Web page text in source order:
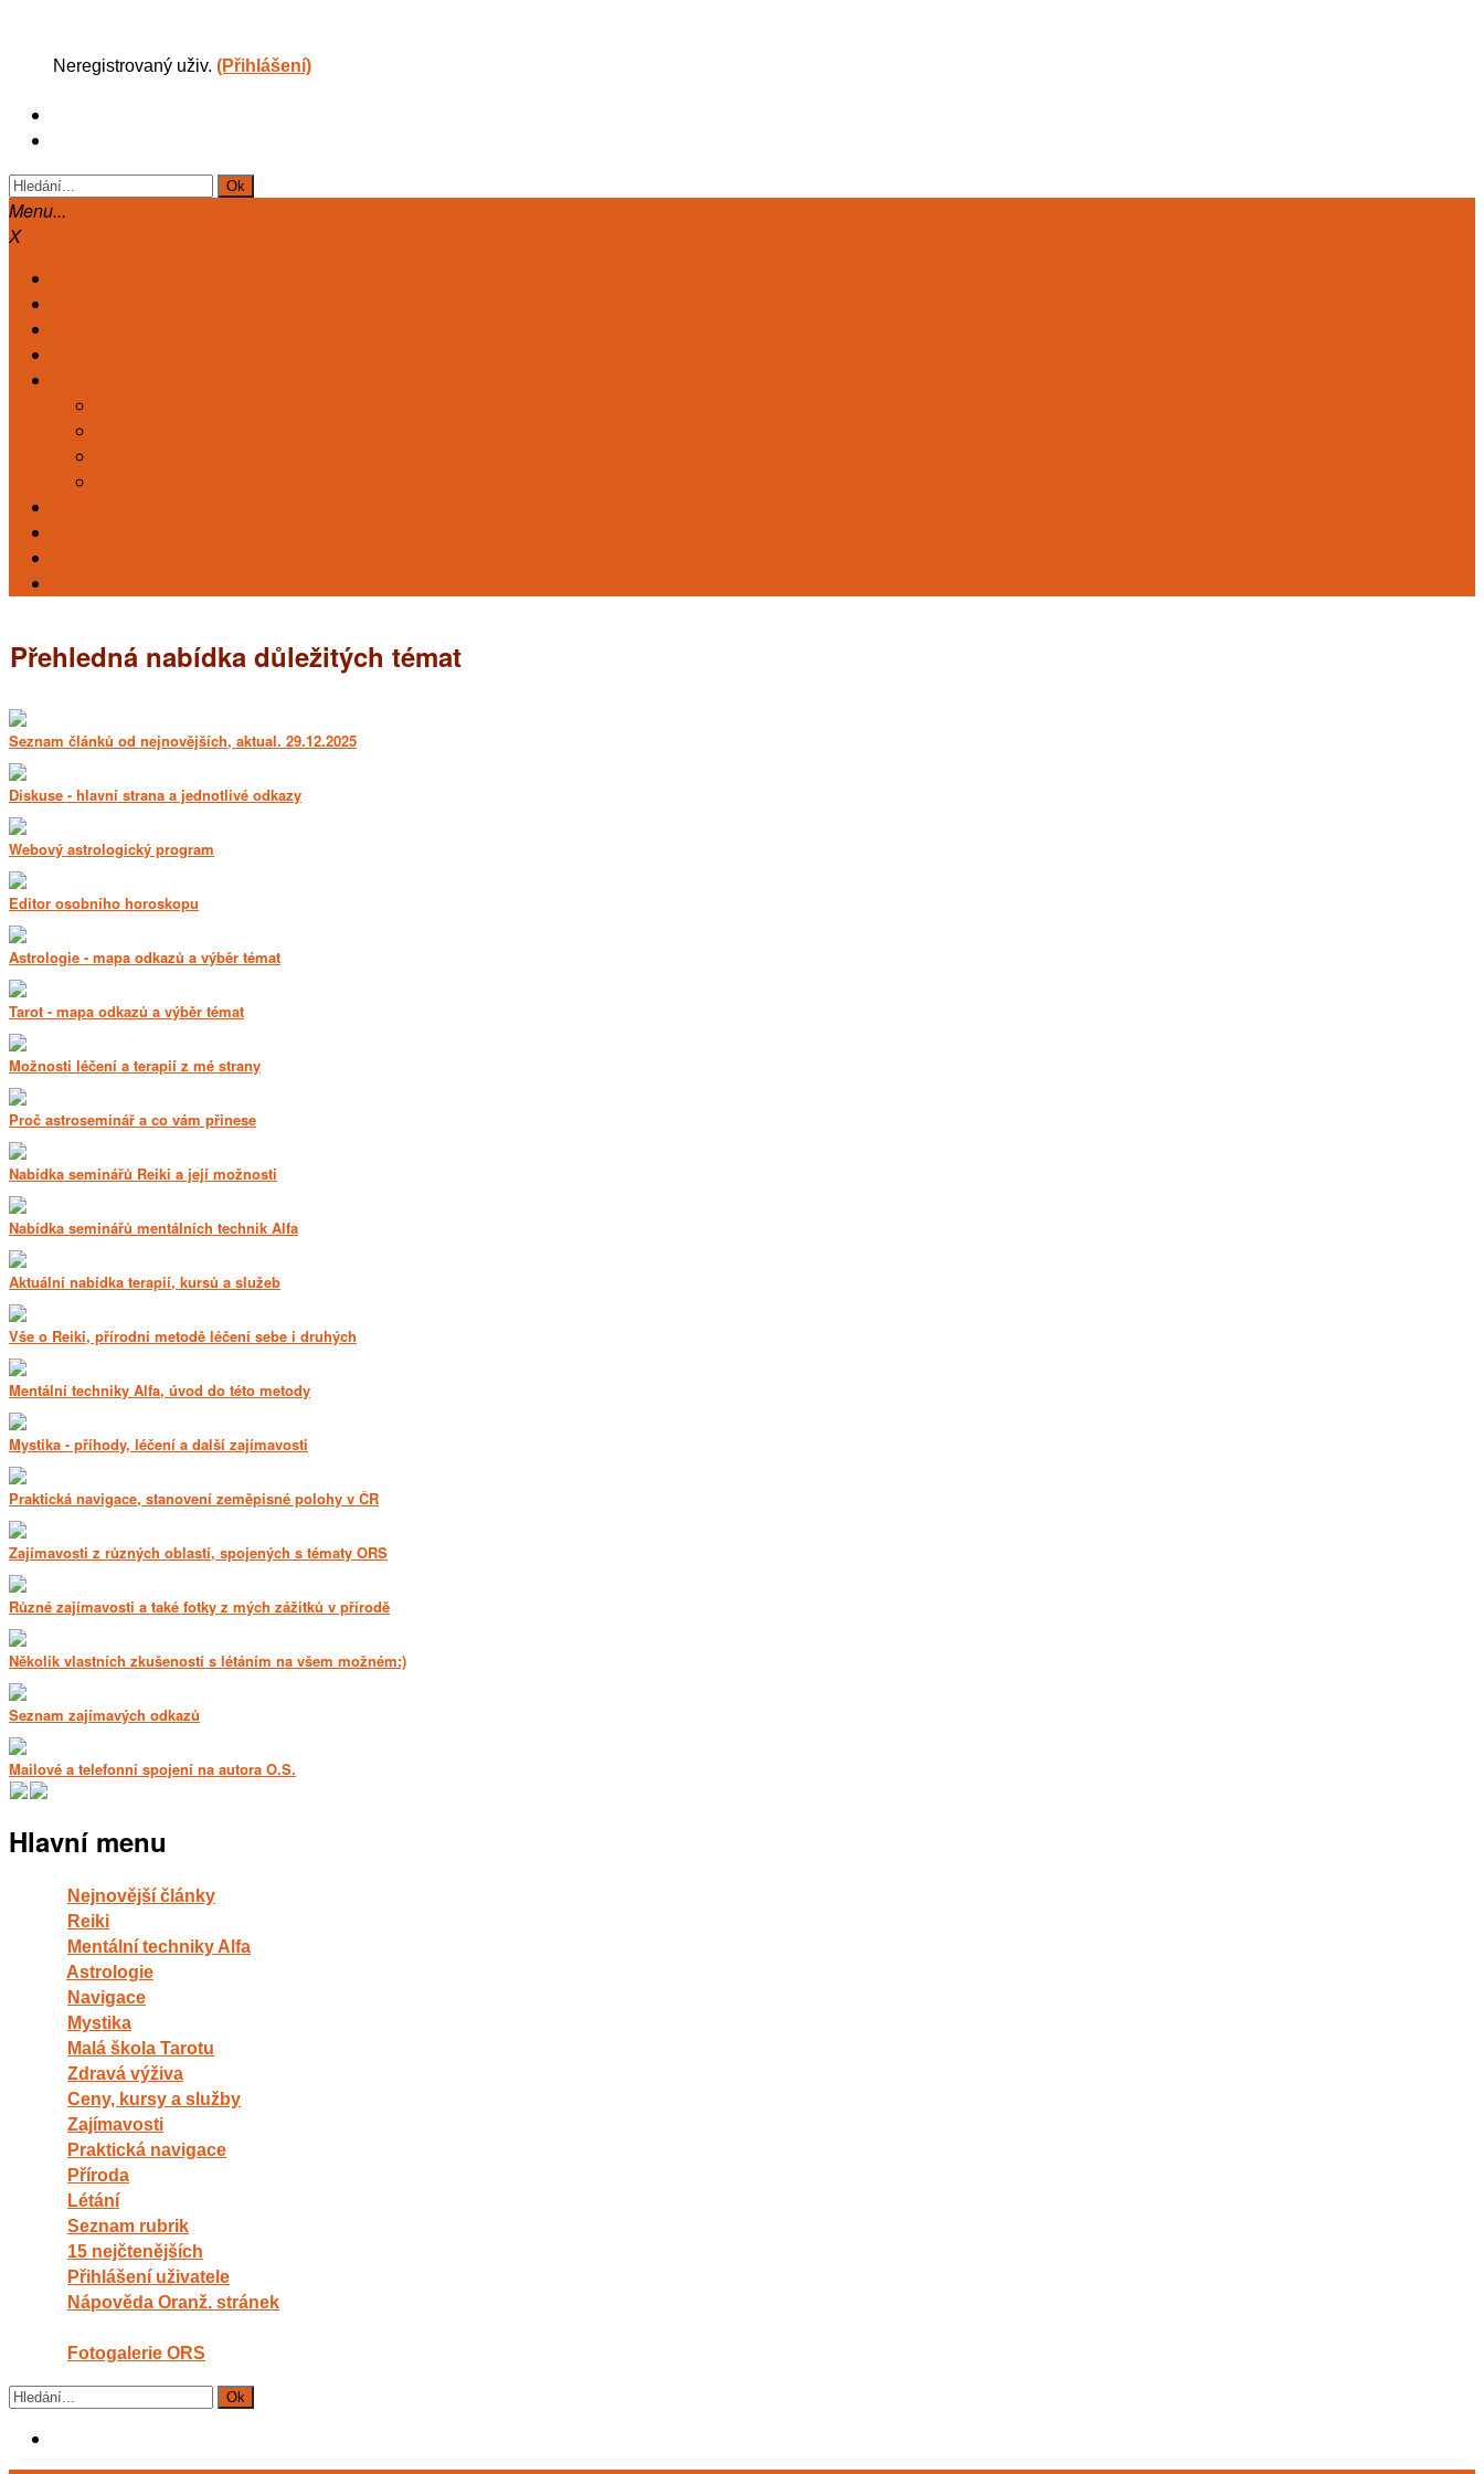
Neregistrovaný uživ. (Přihlášení)
Menu...
X
Přehledná nabídka důležitých témat
Seznam článků od nejnovějších, aktual. 29.12.2025
Diskuse - hlavní strana a jednotlivé odkazy
Webový astrologický program
Editor osobního horoskopu
Astrologie - mapa odkazů a výběr témat
Tarot - mapa odkazů a výběr témat
Možnosti léčení a terapií z mé strany
Proč astroseminář a co vám přinese
Nabídka seminářů Reiki a její možnosti
Nabídka seminářů mentálních technik Alfa
Aktuální nabídka terapií, kursů a služeb
Vše o Reiki, přírodní metodě léčení sebe i druhých
Mentální techniky Alfa, úvod do této metody
Mystika - příhody, léčení a další zajímavosti
Praktická navigace, stanovení zeměpisné polohy v ČR
Zajímavosti z různých oblastí, spojených s tématy ORS
Různé zajímavosti a také fotky z mých zážitků v přírodě
Několik vlastních zkušeností s létáním na všem možném:)
Seznam zajímavých odkazů
Mailové a telefonní spojení na autora O.S.
Hlavní menu
Nejnovější články
Reiki
Mentální techniky Alfa
Astrologie
Navigace
Mystika
Malá škola Tarotu
Zdravá výživa
Ceny, kursy a služby
Zajímavosti
Praktická navigace
Příroda
Létání
Seznam rubrik
15 nejčtenějších
Přihlášení uživatele
Nápověda Oranž. stránek
Fotogalerie ORS